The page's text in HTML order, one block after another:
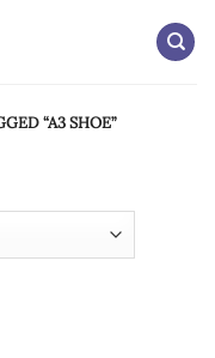
“A3 SHOE”